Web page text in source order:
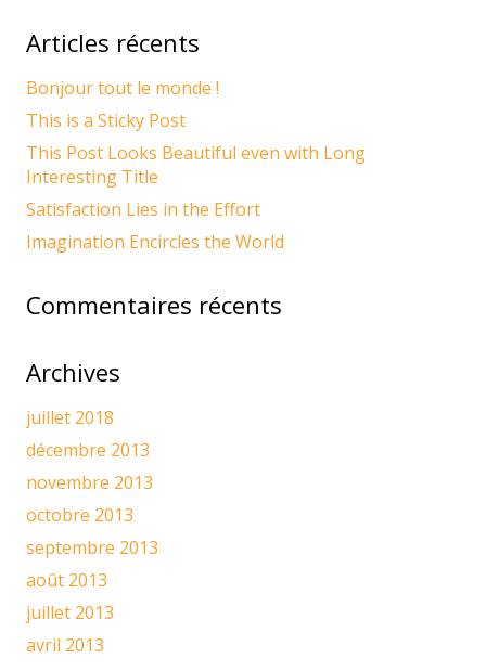
Articles récents
Bonjour tout le monde !
This is a Sticky Post
This Post Looks Beautiful even with Long
Interesting Title
Satisfaction Lies in the Effort
Imagination Encircles the World
Commentaires récents
Archives
juillet 2018
décembre 2013
novembre 2013
octobre 2013
septembre 2013
août 2013
juillet 2013
avril 2013